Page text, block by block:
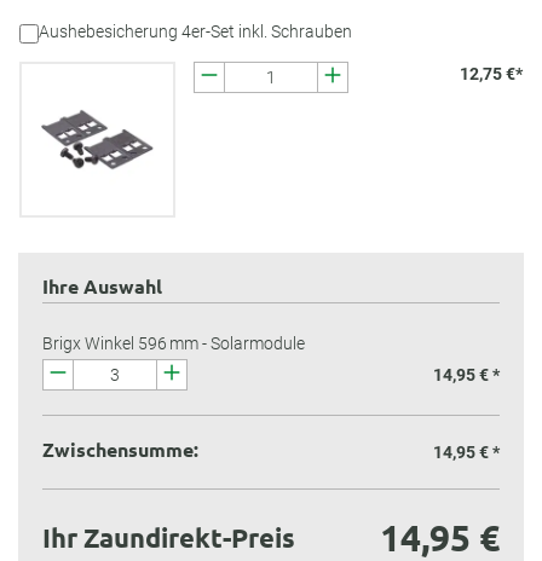
Aushebesicherung 4er-Set inkl. Schrauben
12,75 €*
Ihre Auswahl
Brigx Winkel 596 mm - Solarmodule
14,95 € *
Zwischensumme: 14,95 €*
Ihr Zaundirekt-Preis 14,95 €